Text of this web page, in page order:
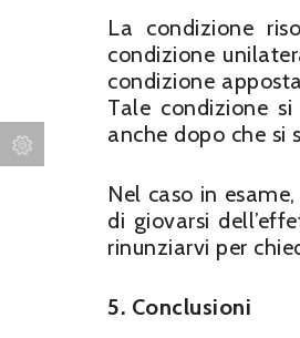
La condizione
condizione
condizione
Tale condizione
anche dopo che si
Nel caso in
di giovarsi
rinunziarvi per
5. Conclusioni